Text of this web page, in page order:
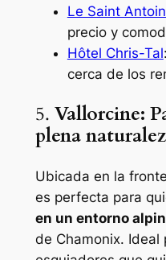
Le Saint
precio y
Hôtel Chris-Tal
cerca de los
5. Vallorcine:
plena
Ubicada en la
es perfecta para
en un entorno
de Chamonix. Ideal